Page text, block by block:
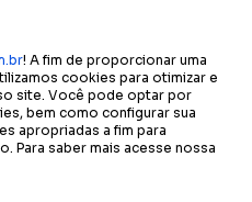
Top Marcas no Varejo de Vizinhança 2025: o estudo da Scanntech
! A fim de proporcionar uma
cookies para otimizar e
site. Você pode optar por
bem como configurar sua
apropriadas a fim para
Para saber mais acesse nossa